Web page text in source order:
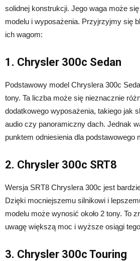
solidnej konstrukcji. Jego waga może
modelu i wyposażenia. Przyjrzyjmy się
ich wagom:
1. Chrysler 300c Sedan
Podstawowy model Chryslera 300c
tony. Ta liczba może się nieznacznie
dodatkowego wyposażenia, takiego jak
audio czy panoramiczny dach. Jednak
punktem odniesienia dla podstawowego
2. Chrysler 300c SRT8
Wersja SRT8 Chryslera 300c jest
Dzięki mocniejszemu silnikowi i
modelu może wynosić około 2 tony. To
uwagę większą moc i wyższe osiągi
3. Chrysler 300c Touring